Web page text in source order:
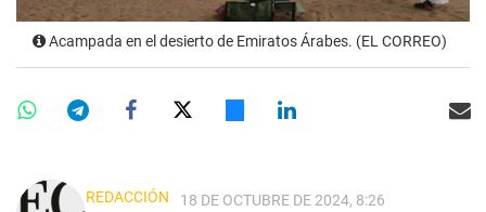
Acampada en el desierto de Emiratos Árabes. (EL CORREO)
REDACCIÓN 18 DE OCTUBRE DE 2024, 8:26